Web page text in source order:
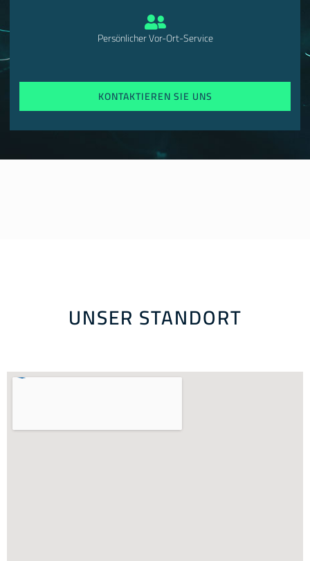
Persönlicher Vor-Ort-Service
KONTAKTIEREN SIE UNS
UNSER STANDORT